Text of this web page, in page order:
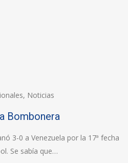
, Noticias
Bombonera
3-0 a Venezuela por la 17ª fecha
Se sabía que…